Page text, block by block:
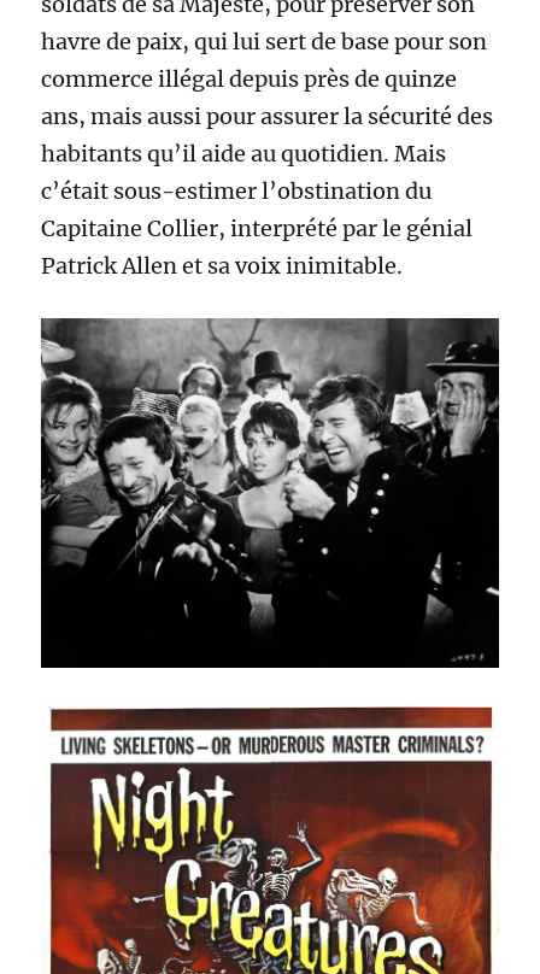
havre de paix, qui lui sert de base pour son
commerce illégal depuis près de quinze
ans, mais aussi pour assurer la sécurité des
habitants qu’il aide au quotidien. Mais
c’était sous-estimer l’obstination du
Capitaine Collier, interprété par le génial
Patrick Allen et sa voix inimitable.